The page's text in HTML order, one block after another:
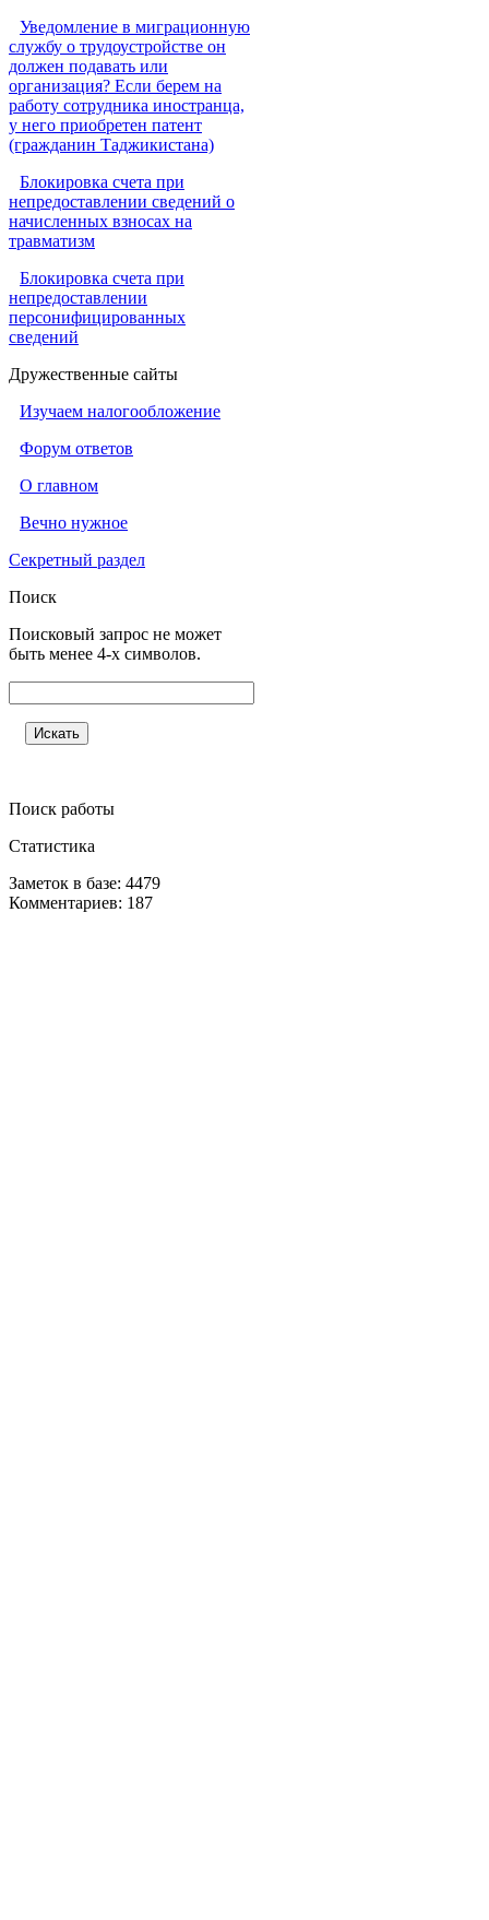
Уведомление в миграционную
службу о трудоустройстве он
должен подавать или
организация? Если берем на
работу сотрудника иностранца,
у него приобретен патент
(гражданин Таджикистана)
Блокировка счета при
непредоставлении сведений о
начисленных взносах на
травматизм
Блокировка счета при
непредоставлении
персонифицированных
сведений
Дружественные сайты
Изучаем налогообложение
Форум ответов
О главном
Вечно нужное
Секретный раздел
Поиск
Поисковый запрос не может
быть менее 4-х символов.
Поиск работы
Статистика
Заметок в базе: 4479
Комментариев: 187